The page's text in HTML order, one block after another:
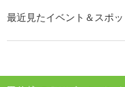
最近見たイベント＆スポッ